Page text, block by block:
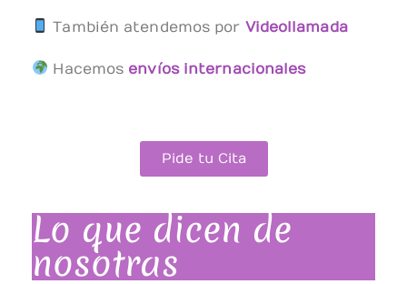
También atendemos por Videollamada
Hacemos envíos internacionales
Pide tu Cita
Lo que dicen de
nosotras